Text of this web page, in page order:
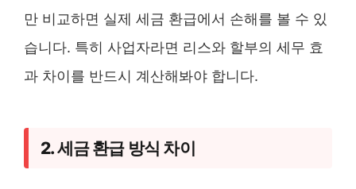
만 비교하면 실제 세금 환급에서 손해를 볼 수 있
습니다. 특히 사업자라면 리스와 할부의 세무 효
과 차이를 반드시 계산해봐야 합니다.
2. 세금 환급 방식 차이